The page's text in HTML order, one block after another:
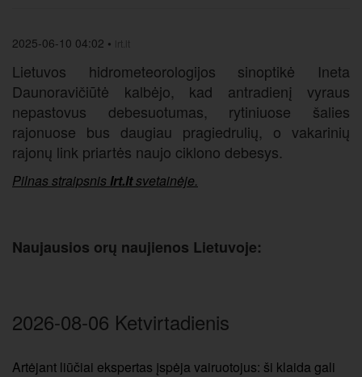
2025-06-10 04:02 • lrt.lt
Lietuvos hidrometeorologijos sinoptikė Ineta
Daunoravičiūtė kalbėjo, kad antradienį vyraus
nepastovus debesuotumas, rytiniuose šalies
rajonuose bus daugiau pragiedrulių, o vakarinių
rajonų link priartės naujo ciklono debesys.
Pilnas straipsnis lrt.ltsvetainėje.
Naujausios orų naujienos Lietuvoje:
2026-08-06 Ketvirtadienis
Artėjant liūčiai ekspertas įspėja vairuotojus: ši klaida gali